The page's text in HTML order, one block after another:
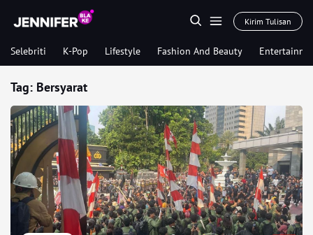
Kirim Tulisan
Selebriti K-Pop Lifestyle Fashion And Beauty
Tag: Bersyarat